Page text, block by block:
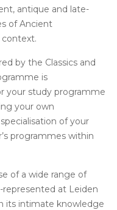
antique and late-
of Ancient
by the Classics and
is
your study programme
your own
of your
programmes within
of a wide range of
at Leiden
its intimate knowledge